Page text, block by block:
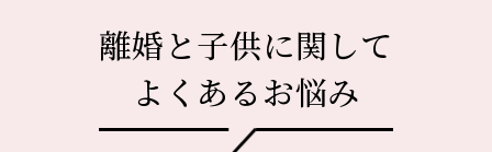
離婚と子供に関して
よくあるお悩み